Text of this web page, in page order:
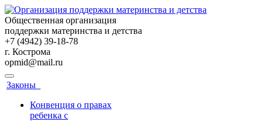
Общественная организация
поддержки материнства и детства
+7 (4942) 39-18-78
г. Кострома
opmid@mail.ru
Законы
Конвенция о правах
ребенка с